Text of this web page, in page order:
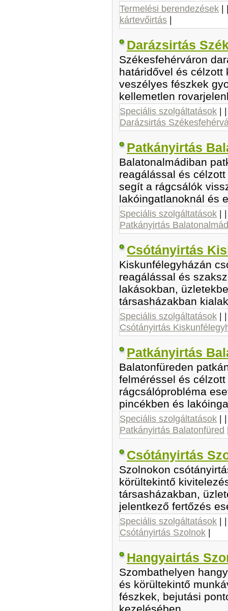
Termelési berendezések |
kártevőirtás |
Darázsirtás
Székesfehérváron
határidővel és célzott
veszélyes fészkek
kellemetlen
Speciális szolgáltatások |
Darázsirtás
Patkányirtás
Balatonalmádiban
reagálással és
segít a rágcsálók
lakóingatlanoknál és
Speciális szolgáltatások |
Patkányirtás
Csótányirtás
Kiskunfélegyházán
reagálással és
lakásokban,
társasházakban
Speciális szolgáltatások |
Csótányirtás
Patkányirtás
Balatonfüreden
felméréssel és
rágcsálóprobléma
pincékben és
Speciális szolgáltatások |
Patkányirtás Balatonfüred
Csótányirtás
Szolnokon
körültekintő
társasházakban,
jelentkező fertőzés
Speciális szolgáltatások |
Csótányirtás Szolnok |
Hangyairtás
Szombathelyen
és körültekintő
fészkek, bejutási
kezelésében.